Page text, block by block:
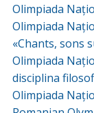
Olimpiada
Olimpiada
«Chants, sons
Olimpiada
disciplina
Olimpiada